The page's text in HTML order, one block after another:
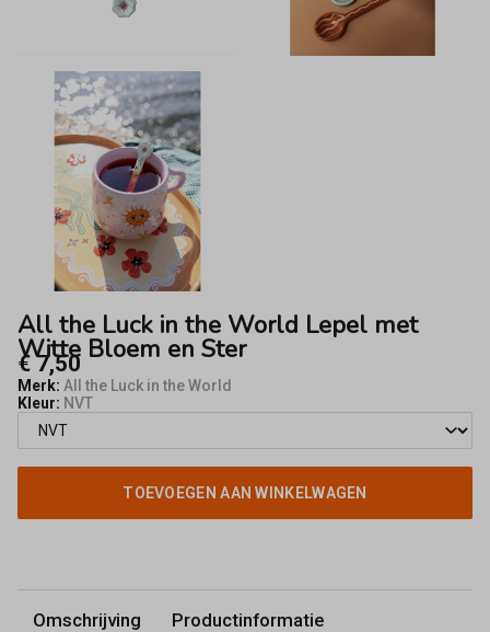
World
Lepel
met
Witte
Bloem
Ster
Fifty8
All the Luck in the World Lepel met
Witte Bloem en Ster
€ 7,50
Merk: All the Luck in the World
Kleur: NVT
TOEVOEGEN AAN WINKELWAGEN
Omschrijving Productinformatie